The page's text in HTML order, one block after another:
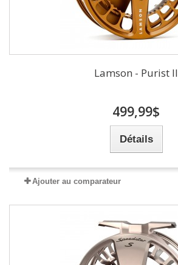
Lamson - Purist II
499,99$
Détails
Ajouter au comparateur